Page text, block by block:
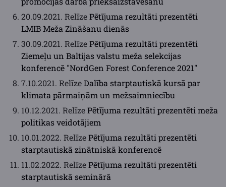
20.09.2021. RelīzePētījuma rezultāti prezentēti
LMIB Meža Zināšanu dienās
30.09.2021. RelīzePētījuma rezultāti prezentēti
Ziemeļu un Baltijas valstu meža selekcijas
konferencē "NordGen Forest Conference 2021"
7.10.2021. RelīzeDalība starptautiskā kursā par
klimata pārmaiņām un mežsaimniecību
10.12.2021. RelīzePētījuma rezultāti prezentēti meža
politikas veidotājiem
10.01.2022. RelīzePētījuma rezultāti prezentēti
starptautiskā zinātniskā konferencē
11.02.2022. RelīzePētījuma rezultāti prezentēti
starptautiskā seminārā